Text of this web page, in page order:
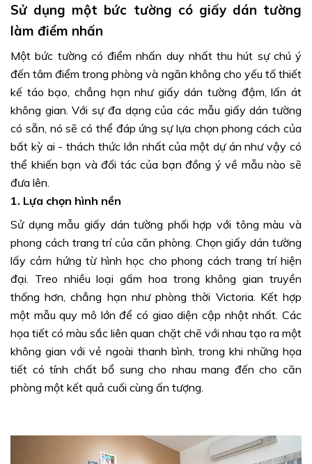
Sử dụng một bức tường có giấy dán tường
làm điểm nhấn
Một bức tường có điểm nhấn duy nhất thu hút sự chú ý
đến tâm điểm trong phòng và ngăn không cho yếu tố thiết
kế táo bạo, chẳng hạn như giấy dán tường đậm, lấn át
không gian. Với sự đa dạng của các mẫu giấy dán tường
có sẵn, nó sẽ có thể đáp ứng sự lựa chọn phong cách của
bất kỳ ai - thách thức lớn nhất của một dự án như vậy có
thể khiến bạn và đối tác của bạn đồng ý về mẫu nào sẽ
đưa lên.
1. Lựa chọn hình nền
Sử dụng mẫu giấy dán tường phối hợp với tông màu và
phong cách trang trí của căn phòng. Chọn giấy dán tường
lấy cảm hứng từ hình học cho phong cách trang trí hiện
đại. Treo nhiều loại gấm hoa trong không gian truyền
thống hơn, chẳng hạn như phòng thời Victoria. Kết hợp
một mẫu quy mô lớn để có giao diện cập nhật nhất. Các
họa tiết có màu sắc liên quan chặt chẽ với nhau tạo ra một
không gian với vẻ ngoài thanh bình, trong khi những họa
tiết có tính chất bổ sung cho nhau mang đến cho căn
phòng một kết quả cuối cùng ấn tượng.